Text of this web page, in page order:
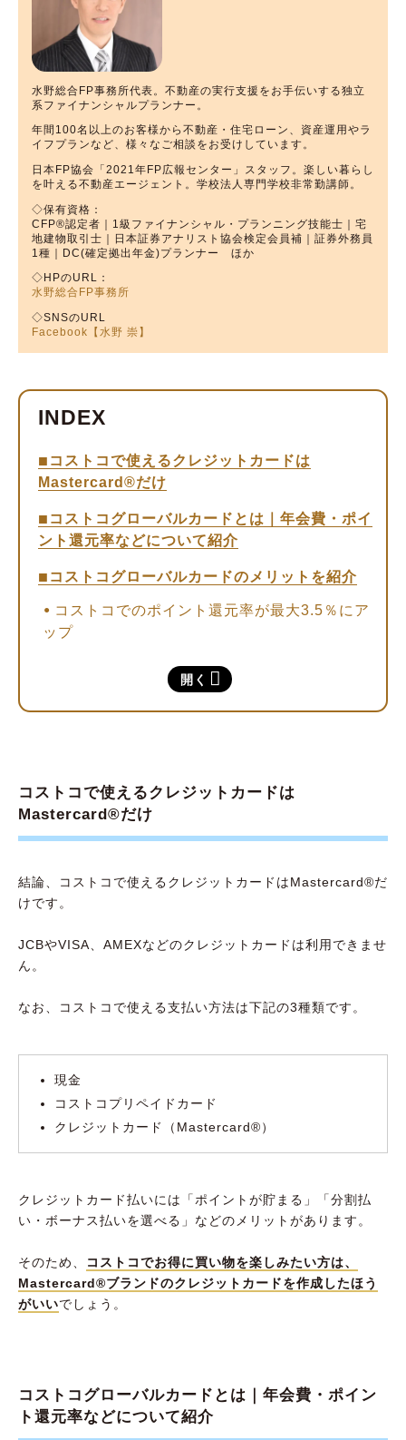
水野総合FP事務所代表。不動産の実行支援をお手伝いする独立
系ファイナンシャルプランナー。
年間100名以上のお客様から不動産・住宅ローン、資産運用やラ
イフプランなど、様々なご相談をお受けしています。
日本FP協会「2021年FP広報センター」スタッフ。楽しい暮らし
を叶える不動産エージェント。学校法人専門学校非常勤講師。
◇保有資格：
CFP®︎認定者｜1級ファイナンシャル・プランニング技能士｜宅
地建物取引士｜日本証券アナリスト協会検定会員補｜証券外務員
1種｜DC(確定拠出年金)プランナー ほか
◇HPのURL：
水野総合FP事務所
◇SNSのURL
Facebook【水野 崇】
開く
コストコで使えるクレジットカードは
Mastercard®︎だけ
コストコグローバルカードとは｜年会費・ポイ
ント還元率などについて紹介
コストコグローバルカードのメリットを紹介
コストコでのポイント還元率が最大3.5％にア
ップ
特典・付帯保険が充実している
ポイント付与のタイミングが年に1回だけ
コストコグローバルカードの作り方・入会方
法人・個人事業主にはコストコグローバルビ
ジネスカードがおすすめ
最短即日発行あり｜監修者おすすめのコストコ
三井住友カード（NL）
ライフカード
イオンカードセレクト
dカード
コストコで使えるクレジットカード選びで比較
すべきポイント
コストコでクレジットカードを使う時に注意す
コストコで使えるクレジットカードは
Mastercard®︎だけ
結論、コストコで使えるクレジットカードはMastercard®︎だ
けです。
JCBやVISA、AMEXなどのクレジットカードは利用できませ
ん。
なお、コストコで使える支払い方法は下記の3種類です。
現金
コストコプリペイドカード
クレジットカード（Mastercard®︎）
クレジットカード払いには「ポイントが貯まる」「分割払
い・ボーナス払いを選べる」などのメリットがあります。
そのため、
コストコでお得に買い物を楽しみたい方は、
Mastercard®︎ブランドのクレジットカードを作成したほう
がいいでしょう。
コストコグローバルカードとは｜年会費・ポイン
ト還元率などについて紹介